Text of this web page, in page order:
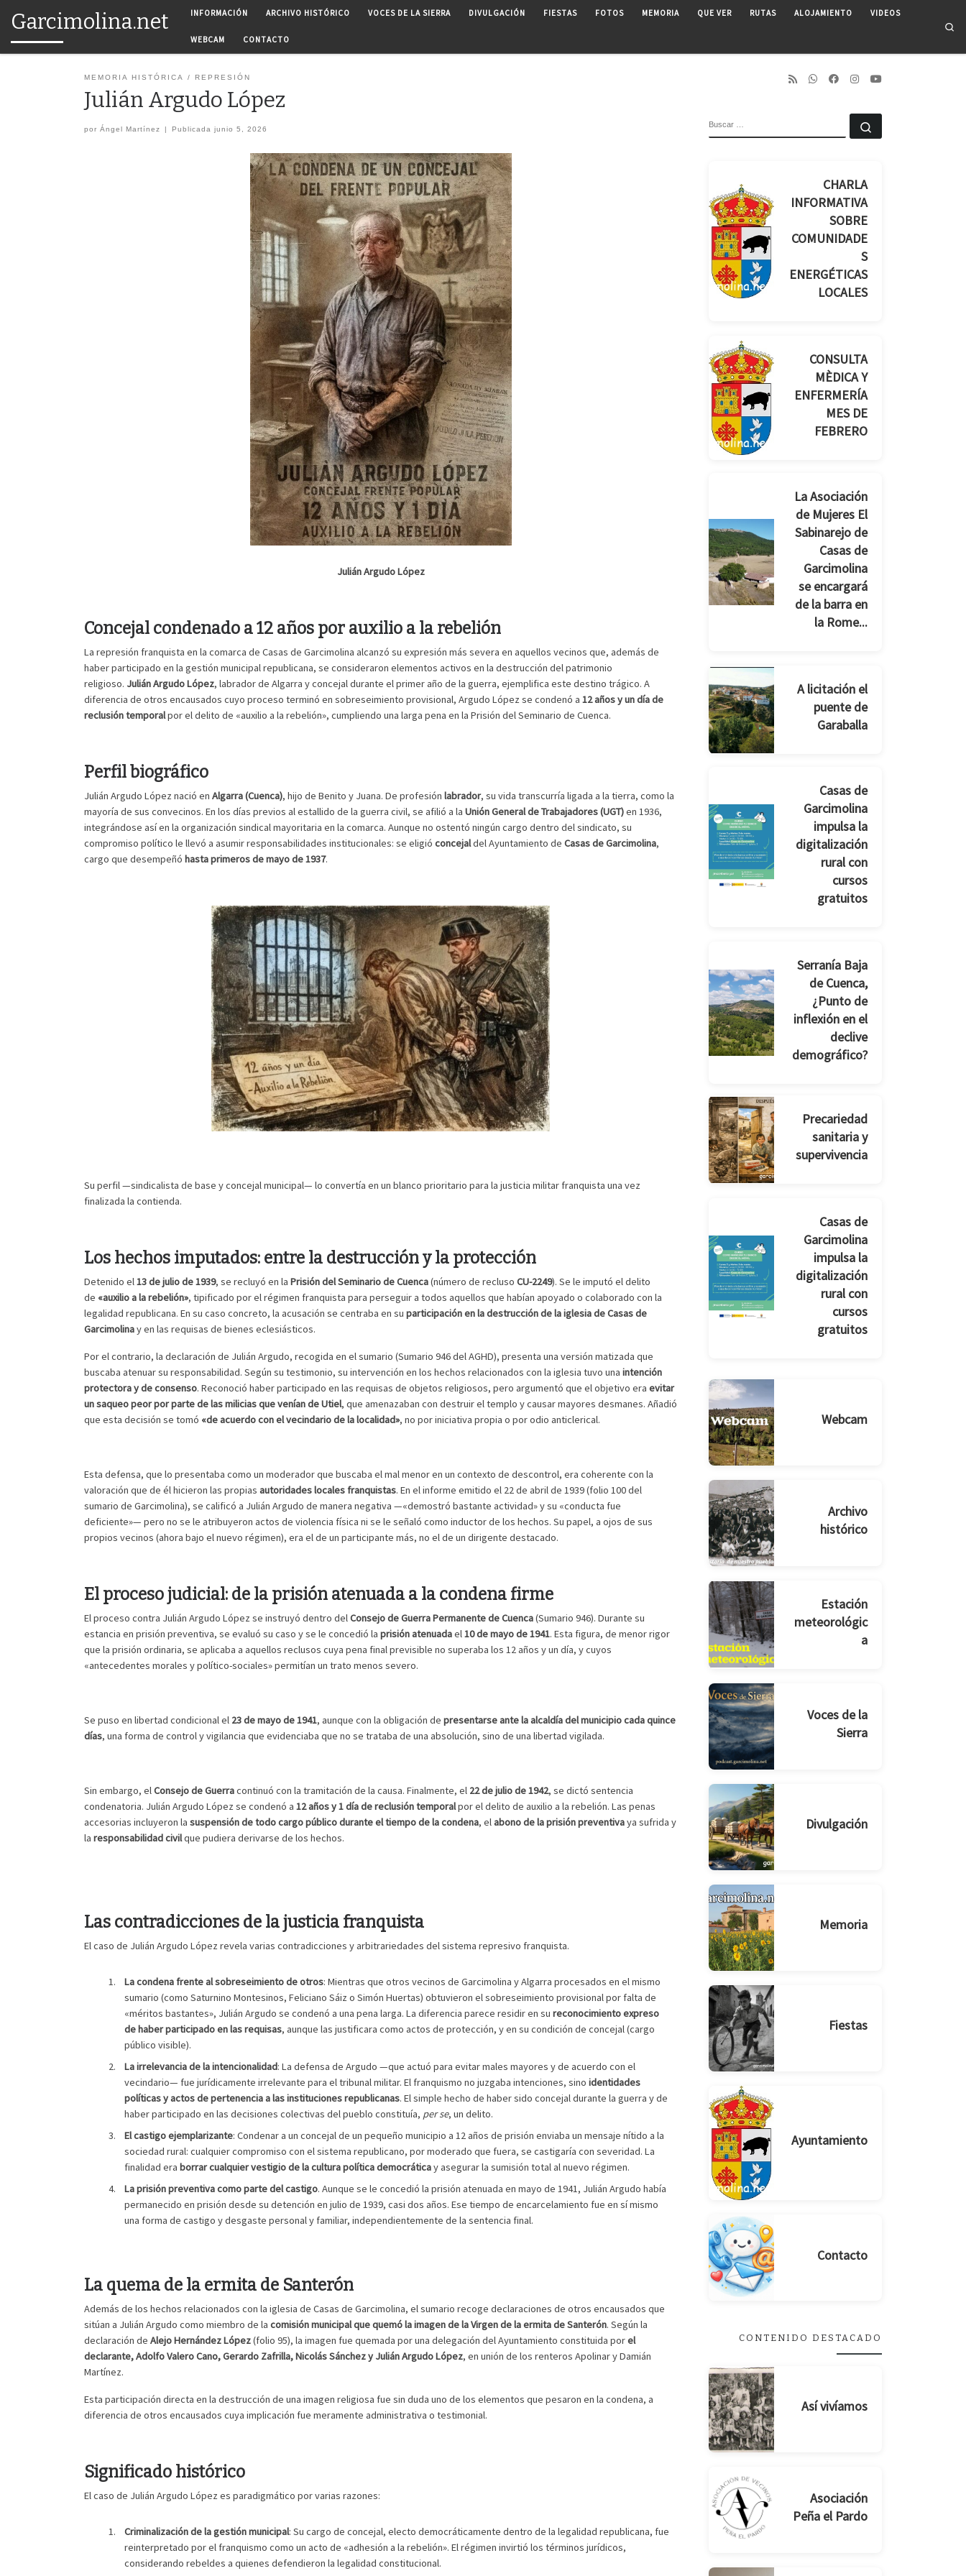
Saltar al contenido
Garcimolina.net INFORMACIÓN ARCHIVO HISTÓRICO VOCES DE LA SIERRA DIVULGACIÓN FIESTAS FOTOS MEMORIA QUE VER RUTAS ALOJAMIENTO VIDEOS
WEBCAM CONTACTO
MEMORIA HISTÓRICA REPRESIÓN
Julián Argudo López
por Ángel Martínez | Publicadajunio 5, 2026
Julián Argudo López
Concejal condenado a 12 años por auxilio a la rebelión
La represión franquista en la comarca de Casas de Garcimolina alcanzó su expresión más severa en aquellos vecinos que, además de
haber participado en la gestión municipal republicana, se consideraron elementos activos en la destrucción del patrimonio
religioso. Julián Argudo López, labrador de Algarra y concejal durante el primer año de la guerra, ejemplifica este destino trágico. A
diferencia de otros encausados cuyo proceso terminó en sobreseimiento provisional, Argudo López se condenó a 12 años y un día de
reclusión temporalpor el delito de «auxilio a la rebelión», cumpliendo una larga pena en la Prisión del Seminario de Cuenca.
Perfil biográfico
Julián Argudo López nació en Algarra (Cuenca), hijo de Benito y Juana. De profesión labrador, su vida transcurría ligada a la tierra, como la
mayoría de sus convecinos. En los días previos al estallido de la guerra civil, se afilió a la Unión General de Trabajadores (UGT)en 1936,
integrándose así en la organización sindical mayoritaria en la comarca. Aunque no ostentó ningún cargo dentro del sindicato, su
compromiso político le llevó a asumir responsabilidades institucionales: se eligió concejaldel Ayuntamiento de Casas de Garcimolina,
cargo que desempeñó hasta primeros de mayo de 1937.
Su perfil —sindicalista de base y concejal municipal— lo convertía en un blanco prioritario para la justicia militar franquista una vez
finalizada la contienda.
Los hechos imputados: entre la destrucción y la protección
Detenido el13 de julio de 1939, se recluyó en la Prisión del Seminario de Cuenca(número de recluso CU-2249). Se le imputó el delito
de «auxilio a la rebelión», tipificado por el régimen franquista para perseguir a todos aquellos que habían apoyado o colaborado con la
legalidad republicana. En su caso concreto, la acusación se centraba en su participación en la destrucción de la iglesia de Casas de
Garcimolinay en las requisas de bienes eclesiásticos.
Por el contrario, la declaración de Julián Argudo, recogida en el sumario (Sumario 946 del AGHD), presenta una versión matizada que
buscaba atenuar su responsabilidad. Según su testimonio, su intervención en los hechos relacionados con la iglesia tuvo una intención
protectora y de consenso. Reconoció haber participado en las requisas de objetos religiosos, pero argumentó que el objetivo era evitar
un saqueo peor por parte de las milicias que venían de Utiel, que amenazaban con destruir el templo y causar mayores desmanes. Añadió
que esta decisión se tomó «de acuerdo con el vecindario de la localidad», no por iniciativa propia o por odio anticlerical.
Esta defensa, que lo presentaba como un moderador que buscaba el mal menor en un contexto de descontrol, era coherente con la
valoración que de él hicieron las propias autoridades locales franquistas. En el informe emitido el 22 de abril de 1939 (folio 100 del
sumario de Garcimolina), se calificó a Julián Argudo de manera negativa —«demostró bastante actividad» y su «conducta fue
deficiente»— pero no se le atribuyeron actos de violencia física ni se le señaló como inductor de los hechos. Su papel, a ojos de sus
propios vecinos (ahora bajo el nuevo régimen), era el de un participante más, no el de un dirigente destacado.
El proceso judicial: de la prisión atenuada a la condena firme
El proceso contra Julián Argudo López se instruyó dentro delConsejo de Guerra Permanente de Cuenca(Sumario 946). Durante su
estancia en prisión preventiva, se evaluó su caso y se le concedió la prisión atenuadael10 de mayo de 1941. Esta figura, de menor rigor
que la prisión ordinaria, se aplicaba a aquellos reclusos cuya pena final previsible no superaba los 12 años y un día, y cuyos
«antecedentes morales y político-sociales» permitían un trato menos severo.
Se puso en libertad condicional el 23 de mayo de 1941, aunque con la obligación de presentarse ante la alcaldía del municipio cada quince
días, una forma de control y vigilancia que evidenciaba que no se trataba de una absolución, sino de una libertad vigilada.
Sin embargo, elConsejo de Guerracontinuó con la tramitación de la causa. Finalmente, el 22 de julio de 1942, se dictó sentencia
condenatoria. Julián Argudo López se condenó a 12 años y 1 día de reclusión temporalpor el delito de auxilio a la rebelión. Las penas
accesorias incluyeron la suspensión de todo cargo público durante el tiempo de la condena, elabono de la prisión preventivaya sufrida y
la responsabilidad civilque pudiera derivarse de los hechos.
Las contradicciones de la justicia franquista
El caso de Julián Argudo López revela varias contradicciones y arbitrariedades del sistema represivo franquista.
La condena frente al sobreseimiento de otros: Mientras que otros vecinos de Garcimolina y Algarra procesados en el mismo
sumario (como Saturnino Montesinos, Feliciano Sáiz o Simón Huertas) obtuvieron el sobreseimiento provisional por falta de
«méritos bastantes», Julián Argudo se condenó a una pena larga. La diferencia parece residir en su reconocimiento expreso
de haber participado en las requisas, aunque las justificara como actos de protección, y en su condición de concejal (cargo
público visible).
La irrelevancia de la intencionalidad: La defensa de Argudo —que actuó para evitar males mayores y de acuerdo con el
vecindario— fue jurídicamente irrelevante para el tribunal militar. El franquismo no juzgaba intenciones, sino identidades
políticas y actos de pertenencia a las instituciones republicanas. El simple hecho de haber sido concejal durante la guerra y de
haber participado en las decisiones colectivas del pueblo constituía, per se, un delito.
El castigo ejemplarizante: Condenar a un concejal de un pequeño municipio a 12 años de prisión enviaba un mensaje nítido a la
sociedad rural: cualquier compromiso con el sistema republicano, por moderado que fuera, se castigaría con severidad. La
finalidad era borrar cualquier vestigio de la cultura política democráticay asegurar la sumisión total al nuevo régimen.
La prisión preventiva como parte del castigo. Aunque se le concedió la prisión atenuada en mayo de 1941, Julián Argudo había
permanecido en prisión desde su detención en julio de 1939, casi dos años. Ese tiempo de encarcelamiento fue en sí mismo
una forma de castigo y desgaste personal y familiar, independientemente de la sentencia final.
La quema de la ermita de Santerón
Además de los hechos relacionados con la iglesia de Casas de Garcimolina, el sumario recoge declaraciones de otros encausados que
sitúan a Julián Argudo como miembro de la comisión municipal que quemó la imagen de la Virgen de la ermita de Santerón. Según la
declaración de Alejo Hernández López(folio 95), la imagen fue quemada por una delegación del Ayuntamiento constituida porel
declarante, Adolfo Valero Cano, Gerardo Zafrilla, Nicolás Sánchez y Julián Argudo López, en unión de los renteros Apolinar y Damián
Martínez.
Esta participación directa en la destrucción de una imagen religiosa fue sin duda uno de los elementos que pesaron en la condena, a
diferencia de otros encausados cuya implicación fue meramente administrativa o testimonial.
Significado histórico
El caso de Julián Argudo López es paradigmático por varias razones:
Criminalización de la gestión municipal: Su cargo de concejal, electo democráticamente dentro de la legalidad republicana, fue
reinterpretado por el franquismo como un acto de «adhesión a la rebelión». El régimen invirtió los términos jurídicos,
considerando rebeldes a quienes defendieron la legalidad constitucional.
CHARLA
INFORMATIVA
SOBRE
COMUNIDADE
S
ENERGÉTICAS
LOCALES
CONSULTA
MÈDICA Y
ENFERMERÍA
MES DE
FEBRERO
La Asociación
de Mujeres El
Sabinarejo de
Casas de
Garcimolina
se encargará
de la barra en
la Rome...
A licitación el
puente de
Garaballa
Casas de
Garcimolina
impulsa la
digitalización
rural con
cursos
gratuitos
Serranía Baja
de Cuenca,
¿Punto de
inflexión en el
declive
demográfico?
Precariedad
sanitaria y
supervivencia
Casas de
Garcimolina
impulsa la
digitalización
rural con
cursos
gratuitos
Webcam
Archivo
histórico
Estación
meteorológic
a
Voces de la
Sierra
Divulgación
Memoria
Fiestas
Ayuntamiento
Contacto
CONTENIDO DESTACADO
Así vivíamos
Asociación
Peña el Pardo